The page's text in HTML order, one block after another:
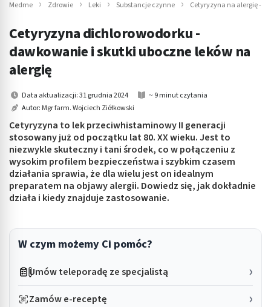
Medme Zdrowie Leki Substancje czynne Cetyryzyna na alergię -
Cetyryzyna dichlorowodorku -
dawkowanie i skutki uboczne leków na
alergię
Data aktualizacji: 31 grudnia 2024
~ 9 minut czytania
Autor: Mgr farm. Wojciech Ziółkowski
Cetyryzyna to lek przeciwhistaminowy II generacji
stosowany już od początku lat 80. XX wieku. Jest to
niezwykle skuteczny i tani środek, co w połączeniu z
wysokim profilem bezpieczeństwa i szybkim czasem
działania sprawia, że dla wielu jest on idealnym
preparatem na objawy alergii. Dowiedz się, jak dokładnie
działa i kiedy znajduje zastosowanie.
W czym możemy Ci pomóc?
Umów teleporadę ze specjalistą
Zamów e-receptę